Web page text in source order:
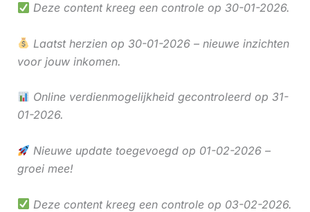
Deze content kreeg een controle op 30-01-2026.
Laatst herzien op 30-01-2026 – nieuwe inzichten
voor jouw inkomen.
Online verdienmogelijkheid gecontroleerd op 31-
01-2026.
Nieuwe update toegevoegd op 01-02-2026 –
groei mee!
Deze content kreeg een controle op 03-02-2026.